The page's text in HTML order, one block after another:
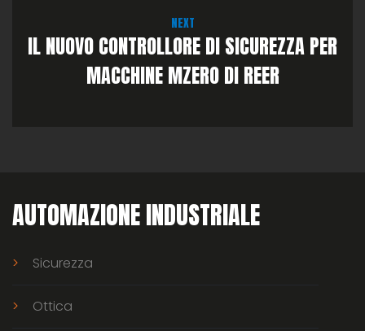
NEXT
IL NUOVO CONTROLLORE DI SICUREZZA PER
MACCHINE MZERO DI REER
AUTOMAZIONE INDUSTRIALE
Sicurezza
Ottica